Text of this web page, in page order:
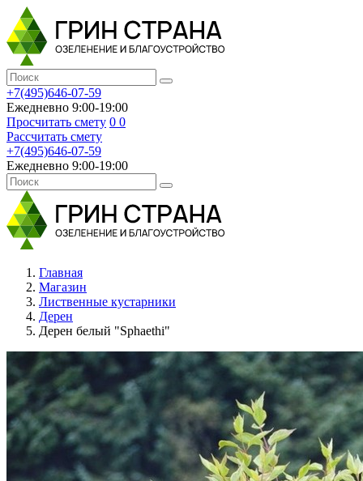
+7(495)646-07-59
Ежедневно 9:00-19:00
Просчитать смету 0 0
Рассчитать смету
+7(495)646-07-59
Ежедневно 9:00-19:00
Главная
Магазин
Лиственные кустарники
Дерен
Дерен белый "Sphaethi"